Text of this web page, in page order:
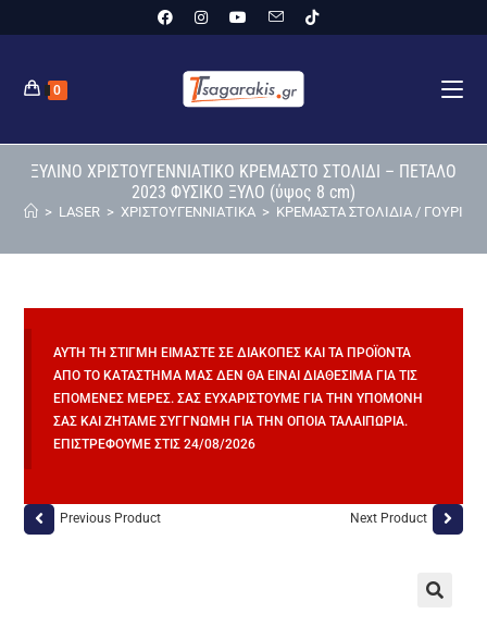
0
ΞΥΛΙΝΟ ΧΡΙΣΤΟΥΓΕΝΝΙΑΤΙΚΟ ΚΡΕΜΑΣΤΟ ΣΤΟΛΙΔΙ – ΠΕΤΑΛΟ
2023 ΦΥΣΙΚΟ ΞΥΛΟ (ύψος 8 cm)
> LASER > ΧΡΙΣΤΟΥΓΕΝΝΙΑΤΙΚΑ > ΚΡΕΜΑΣΤΑ ΣΤΟΛΙΔΙΑ / ΓΟΥΡΙΑ
ΑΥΤΉ ΤΗ ΣΤΙΓΜΉ ΕΊΜΑΣΤΕ ΣΕ ΔΙΑΚΟΠΈΣ ΚΑΙ ΤΑ ΠΡΟΪΌΝΤΑ
ΑΠΌ ΤΟ ΚΑΤΆΣΤΗΜΆ ΜΑΣ ΔΕΝ ΘΑ ΕΊΝΑΙ ΔΙΑΘΈΣΙΜΑ ΓΙΑ ΤΙΣ
ΕΠΌΜΕΝΕΣ ΜΈΡΕΣ. ΣΑΣ ΕΥΧΑΡΙΣΤΟΎΜΕ ΓΙΑ ΤΗΝ ΥΠΟΜΟΝΉ
ΣΑΣ ΚΑΙ ΖΗΤΆΜΕ ΣΥΓΓΝΏΜΗ ΓΙΑ ΤΗΝ ΌΠΟΙΑ ΤΑΛΑΙΠΩΡΊΑ.
ΕΠΙΣΤΡΈΦΟΥΜΕ ΣΤΙΣ 24/08/2026
Previous Product Next Product